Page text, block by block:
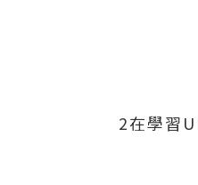
2在學習